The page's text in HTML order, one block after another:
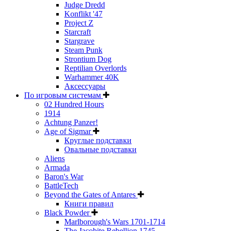
Judge Dredd
Konflikt '47
Project Z
Starcraft
Stargrave
Steam Punk
Strontium Dog
Reptilian Overlords
Warhammer 40K
Аксессуары
По игровым системам
02 Hundred Hours
1914
Achtung Panzer!
Age of Sigmar
Круглые подставки
Овальные подставки
Aliens
Armada
Baron's War
BattleTech
Beyond the Gates of Antares
Книги правил
Black Powder
Marlborough's Wars 1701-1714